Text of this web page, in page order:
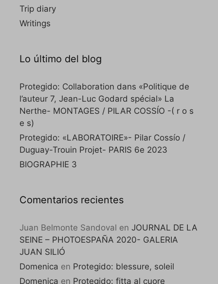
Trip diary
Writings
Lo último del blog
Protegido: Collaboration dans «Politique de
l’auteur 7, Jean-Luc Godard spécial» La
Nerthe- MONTAGES / PILAR COSSÍO -( r o s
e s)
Protegido: «LABORATOIRE»- Pilar Cossío /
Duguay-Trouin Projet- PARIS 6e 2023
BIOGRAPHIE 3
Comentarios recientes
Juan Belmonte Sandoval en JOURNAL DE LA
SEINE – PHOTOESPAÑA 2020- GALERIA
JUAN SILIÓ
Domenica en Protegido: blessure, soleil
Domenica en Protegido: fitta al cuore